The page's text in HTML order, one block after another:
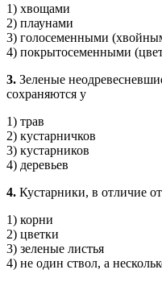
1) хвощами
2) плаунами
3) голосеменными
4) покрытосеменными
3. Зеленые
сохраняются у
1) трав
2) кустарничков
3) кустарников
4) деревьев
4. Кустарники, в отличие
1) корни
2) цветки
3) зеленые листья
4) не один ствол, а